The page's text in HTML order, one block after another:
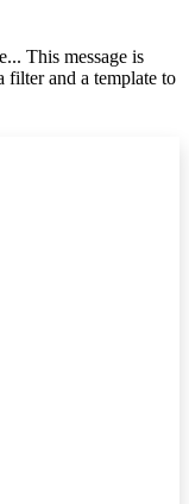
This message is
filter and a template to